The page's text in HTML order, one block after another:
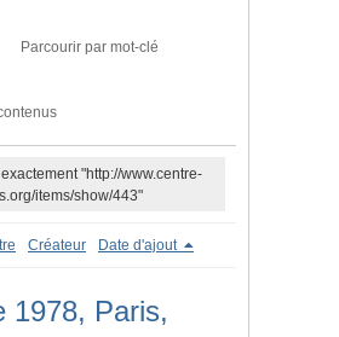
Parcourir par mot-clé
"http://www.centre-
items/show/443"
Créateur Date d'ajout
1978, Paris,